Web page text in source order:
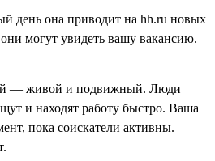
день она приводит на hh.ru новых
могут увидеть вашу вакансию.
— живой и подвижный. Люди
и находят работу быстро. Ваша
пока соискатели активны.